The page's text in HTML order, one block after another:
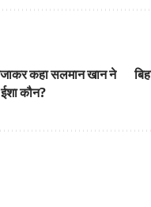
कहा सलमान खान ने
कौन?